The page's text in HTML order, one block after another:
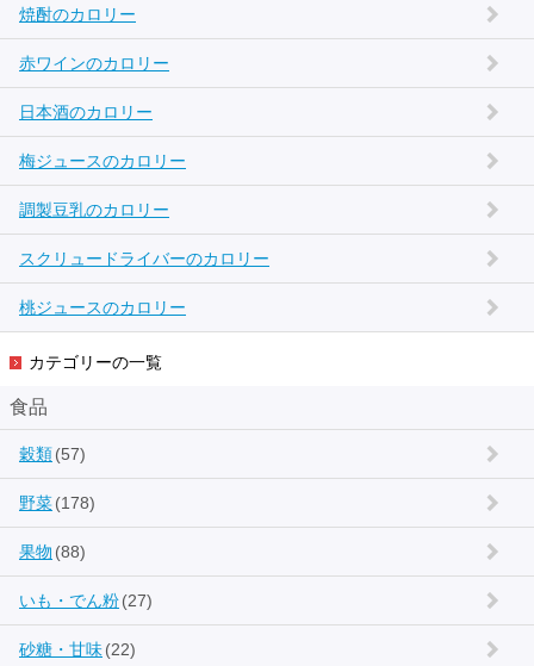
焼酎のカロリー
赤ワインのカロリー
日本酒のカロリー
梅ジュースのカロリー
調製豆乳のカロリー
スクリュードライバーのカロリー
桃ジュースのカロリー
カテゴリーの一覧
食品
穀類(57)
野菜(178)
果物 (88)
いも・でん粉(27)
砂糖・甘味(22)